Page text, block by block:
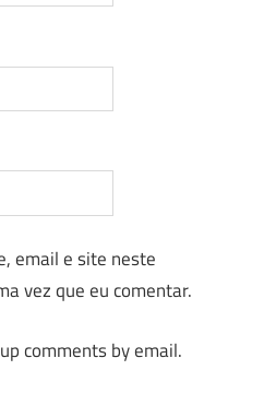
email e site neste
vez que eu comentar.
comments by email.